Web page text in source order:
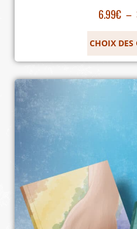
6.99€ –
CHOIX DES